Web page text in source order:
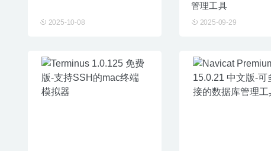
2025-10-08
管理工具
2025-09-29